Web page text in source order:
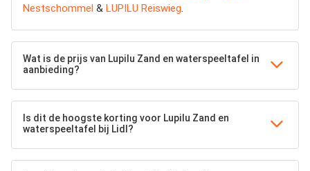
Nestschommel & LUPILU Reiswieg.
Wat is de prijs van Lupilu Zand en waterspeeltafel in
aanbieding?
Is dit de hoogste korting voor Lupilu Zand en
waterspeeltafel bij Lidl?